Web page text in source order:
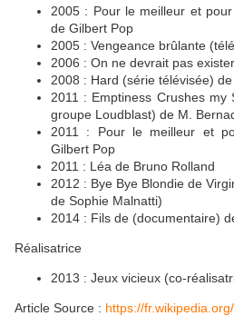
2005 : Pour le meilleur et
de Gilbert Pop
2005 : Vengeance brûlante
2006 : On ne devrait pas
2008 : Hard (série télévisée)
2011 : Emptiness Crushes
groupe Loudblast) de M.
2011 : Pour le meilleur et
Gilbert Pop
2011 : Léa de Bruno Rolland
2012 : Bye Bye Blondie de
de Sophie Malnatti)
2014 : Fils de (documentaire)
Réalisatrice
2013 : Jeux vicieux (co-
Article Source : https://